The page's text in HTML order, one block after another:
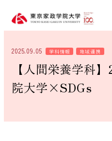
2025.09.05 学科情報 地域連携
【人間栄養学科
院大学×SDGs